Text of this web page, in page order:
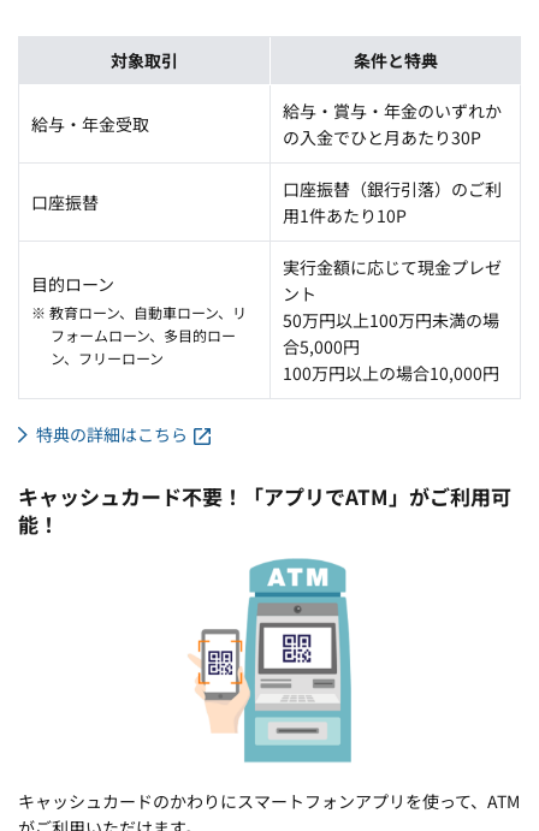
対象取引 条件と特典
給与・年金受取
給与・賞与・年金のいずれか
の入金でひと月あたり30P
口座振替
口座振替（銀行引落）のご利
用1件あたり10P
目的ローン
※ 教育ローン、自動車ローン、リ
フォームローン、多目的ロー
ン、フリーローン
実行金額に応じて現金プレゼ
ント
50万円以上100万円未満の場
合5,000円
100万円以上の場合10,000円
特典の詳細はこちら
キャッシュカード不要！「アプリでATM」がご利用可
能！
キャッシュカードのかわりにスマートフォンアプリを使って、ATM